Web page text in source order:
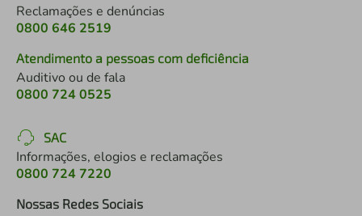
Reclamações e denúncias
0800 646 2519
Atendimento a pessoas com deficiência
Auditivo ou de fala
0800 724 0525
SAC
Informações, elogios e reclamações
0800 724 7220
Nossas Redes Sociais